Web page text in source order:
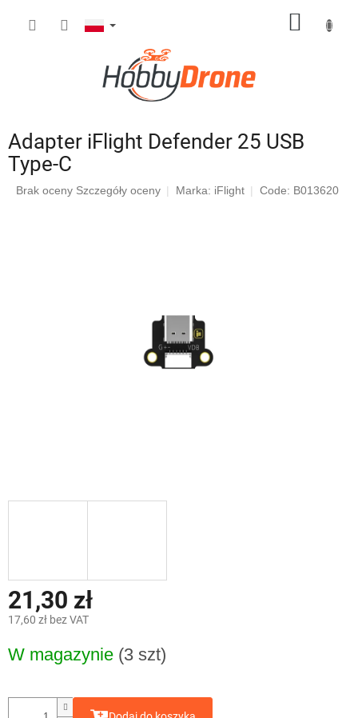
Adapter iFlight Defender 25 USB
Type-C
Średnia
Brak oceny Szczegóły oceny Marka: iFlight Code: B013620
21,30 zł
17,60 zł bez VAT
jednostkowa:
W magazynie (3 szt)